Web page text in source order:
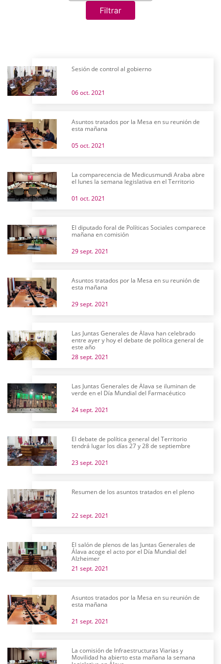
Filtrar
Sesión de control al gobierno
06 oct. 2021
Asuntos tratados por la Mesa en su reunión de
esta mañana
05 oct. 2021
La comparecencia de Medicusmundi Araba abre
el lunes la semana legislativa en el Territorio
01 oct. 2021
El diputado foral de Políticas Sociales comparece
mañana en comisión
29 sept. 2021
Asuntos tratados por la Mesa en su reunión de
esta mañana
29 sept. 2021
Las Juntas Generales de Álava han celebrado
entre ayer y hoy el debate de política general de
este año
28 sept. 2021
Las Juntas Generales de Álava se iluminan de
verde en el Día Mundial del Farmacéutico
24 sept. 2021
El debate de política general del Territorio
tendrá lugar los días 27 y 28 de septiembre
23 sept. 2021
Resumen de los asuntos tratados en el pleno
22 sept. 2021
El salón de plenos de las Juntas Generales de
Álava acoge el acto por el Día Mundial del
Alzheimer
21 sept. 2021
Asuntos tratados por la Mesa en su reunión de
esta mañana
21 sept. 2021
La comisión de Infraestructuras Viarias y
Movilidad ha abierto esta mañana la semana